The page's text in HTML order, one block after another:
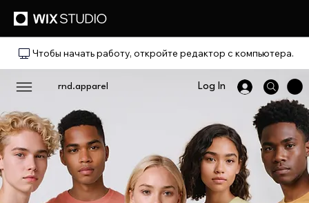
Чтобы начать работу, откройте редактор с компьютера.